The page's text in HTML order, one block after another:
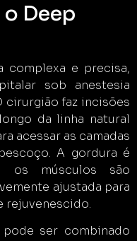
Deep
complexa e precisa,
sob anestesia
cirurgião faz incisões
da linha natural
acessar as camadas
A gordura é
os músculos são
ajustada para
rejuvenescido.
ser combinado